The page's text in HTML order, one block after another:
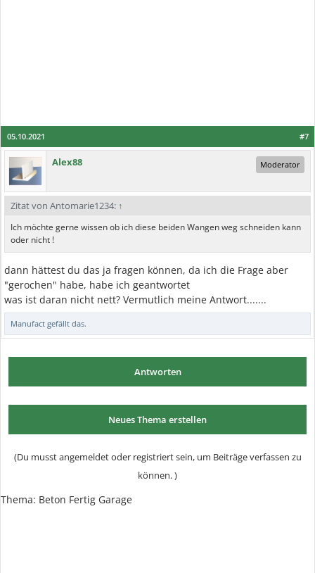
#7
05.10.2021
Alex88 Moderator
Zitat von Antomarie1234: ↑
Ich möchte gerne wissen ob ich diese beiden Wangen weg schneiden kann
oder nicht !
dann hättest du das ja fragen können, da ich die Frage aber
"gerochen" habe, habe ich geantwortet
was ist daran nicht nett? Vermutlich meine Antwort.......
Manufact gefällt das.
Antworten
Neues Thema erstellen
(Du musst angemeldet oder registriert sein, um Beiträge verfassen zu
können. )
Thema: Beton Fertig Garage